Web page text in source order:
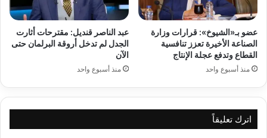
عضو بـ«الشيوخ»: قرارات وزارة
الصناعة الأخيرة تعزز تنافسية
القطاع وتدفع عجلة الإنتاج
منذ أسبوع واحد
عبد الناصر قنديل: مقترحات أثارت
الجدل لم تدخل أروقة البرلمان حتى
الآن
منذ أسبوع واحد
اترك تعليقاً